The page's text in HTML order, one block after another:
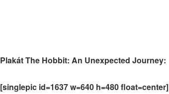
Plakát The Hobbit: An Unexpected Journey:
[singlepic id=1637 w=640 h=480 float=center]